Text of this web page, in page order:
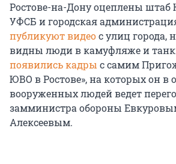
Ростове-на-Дону оцеплены
УФСБ и городская
публикуют видеос улиц города,
видны люди в камуфляже и
появились кадры с самим
ЮВО в Ростове», на которых он в
вооруженных людей ведет
замминистра обороны
Алексеевым.